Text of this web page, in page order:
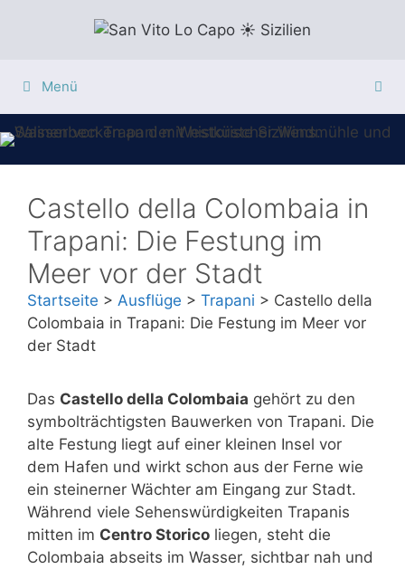
Menü
Castello della Colombaia in
Trapani: Die Festung im
Meer vor der Stadt
Startseite > Ausflüge > Trapani > Castello della
Colombaia in Trapani: Die Festung im Meer vor
der Stadt
Das Castello della Colombaia gehört zu den
symbolträchtigsten Bauwerken von Trapani. Die
alte Festung liegt auf einer kleinen Insel vor
dem Hafen und wirkt schon aus der Ferne wie
ein steinerner Wächter am Eingang zur Stadt.
Während viele Sehenswürdigkeiten Trapanis
mitten im Centro Storico liegen, steht die
Colombaia abseits im Wasser, sichtbar nah und